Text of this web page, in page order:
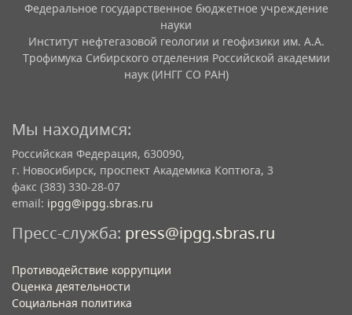
Федеральное государственное бюджетное учреждение
науки
Институт нефтегазовой геологии и геофизики им. А.А.
Трофимука Сибирского отделения Российской академии
наук (ИНГГ СО РАН)
Мы находимся:
Российская Федерация, 630090,
г. Новосибирск, проспект Академика Коптюга, 3
факс (383) 330-28-07
email: ipgg@ipgg.sbras.ru
Пресс-служба: press@ipgg.sbras.ru
Противодействие коррупции
Оценка деятельности
Социальная политика